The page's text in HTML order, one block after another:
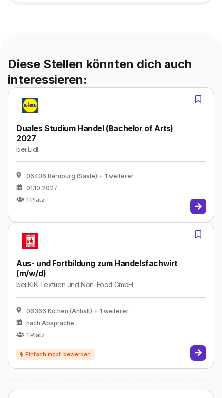
Diese Stellen könnten dich auch
interessieren:
Duales Studium Handel (Bachelor of Arts)
2027
beiLidl
06406 Bernburg (Saale) + 1 weiterer
01.10.2027
1 Platz
Aus- und Fortbildung zum Handelsfachwirt
(m/w/d)
beiKiK Textilien und Non-Food GmbH
06366 Köthen (Anhalt) + 1 weiterer
nach Absprache
1 Platz